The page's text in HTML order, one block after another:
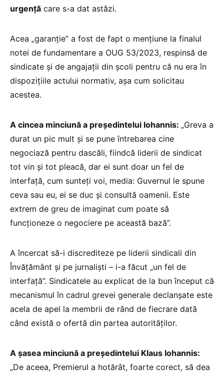
urgență care s-a dat astăzi.
Acea „garanție” a fost de fapt o mențiune la finalul
notei de fundamentare a OUG 53/2023, respinsă de
sindicate și de angajații din școli pentru că nu era în
dispozițiile actului normativ, așa cum solicitau
acestea.
A cincea minciună a președintelui Iohannis: „Greva a
durat un pic mult și se pune întrebarea cine
negociază pentru dascăli, fiindcă liderii de sindicat
tot vin și tot pleacă, dar ei sunt doar un fel de
interfață, cum sunteți voi, media: Guvernul le spune
ceva sau eu, ei se duc și consultă oamenii. Este
extrem de greu de imaginat cum poate să
funcționeze o negociere pe această bază”.
A încercat să-i discrediteze pe liderii sindicali din
Învățământ și pe jurnaliști – i-a făcut „un fel de
interfață”. Sindicatele au explicat de la bun început că
mecanismul în cadrul grevei generale declanșate este
acela de apel la membrii de rând de fiecrare dată
când există o ofertă din partea autorităților.
A șasea minciună a președintelui Klaus Iohannis:
„De aceea, Premierul a hotărât, foarte corect, să dea